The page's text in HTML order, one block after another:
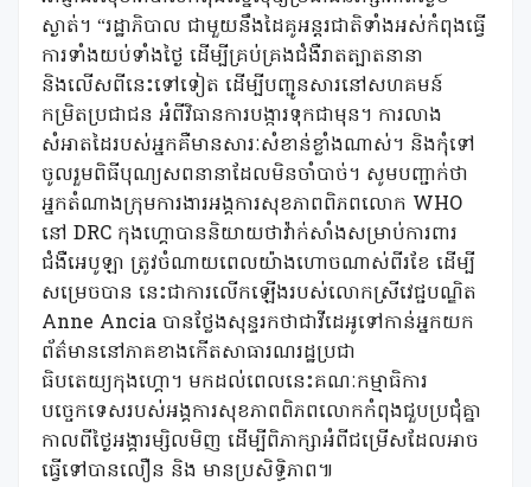
ស្ងាត់។ “រដ្ឋាភិបាល ជាមួយនឹងដៃគូអន្តរជាតិទាំងអស់កំពុងធ្វើ
ការទាំងយប់ទាំងថ្ងៃ ដើម្បីគ្រប់គ្រងជំងឺរាតត្បាតនានា
និងលើសពីនេះទៅទៀត ដើម្បីបញ្ជូនសារនៅសហគមន៍
កម្រិតប្រជាជន អំពីវិធានការបង្ការទុកជាមុន។ ការលាង
សំអាតដៃរបស់អ្នកគឺមានសារៈសំខាន់ខ្លាំងណាស់។ និងកុំទៅ
ចូលរួមពិធីបុណ្យសពនានាដែលមិនចាំបាច់។ សូមបញ្ជាក់ថា
អ្នកតំណាងក្រុមការងារអង្គការសុខភាពពិភពលោក WHO
នៅ DRC កុងហ្គោបាននិយាយថាវ៉ាក់សាំងសម្រាប់ការពារ
ជំងឺអេបូឡា ត្រូវចំណាយពេលយ៉ាងហោចណាស់ពីរខែ ដើម្បី
សម្រេចបាន នេះជាការលើកឡើងរបស់លោកស្រីវេជ្ជបណ្ឌិត
Anne Ancia បានថ្លែងសុន្ទរកថាជាវីដេអូទៅកាន់អ្នកយក
ព័ត៌មាននៅភាគខាងកើតសាធារណរដ្ឋប្រជា
ធិបតេយ្យកុងហ្គោ។ មកដល់ពេលនេះគណៈកម្មាធិការ
បច្ចេកទេសរបស់អង្គការសុខភាពពិភពលោកកំពុងជួបប្រជុំគ្នា
កាលពីថ្ងៃអង្គារម្សិលមិញ ដើម្បីពិភាក្សាអំពីជម្រើសដែលអាច
ធ្វើទៅបានលឿន និង មានប្រសិទ្ធិភាព៕